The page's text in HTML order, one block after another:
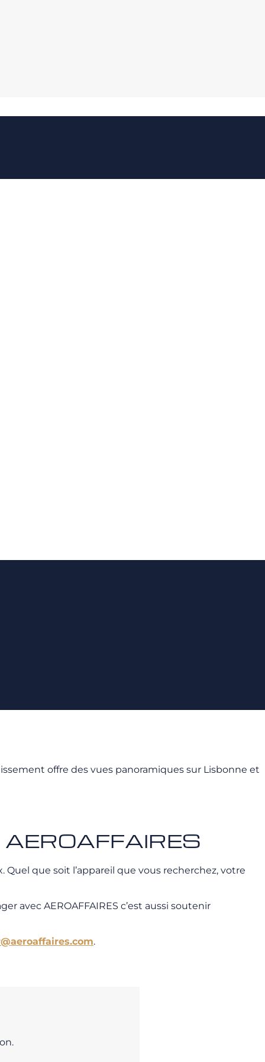
offre des vues panoramiques sur Lisbonne et
AEROAFFAIRES
Quel que soit l’appareil que vous recherchez, votre
avec AEROAFFAIRES c’est aussi soutenir
.